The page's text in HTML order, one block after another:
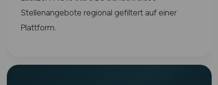
Stellenangebote regional gefiltert auf einer
Plattform.